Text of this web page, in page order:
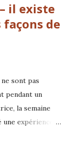
il existe
de
sont pas
pendant un
la semaine
expérience